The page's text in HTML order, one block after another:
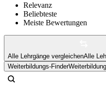
Relevanz
Beliebteste
Meiste Bewertungen
Alle Lehrgänge vergleichenAlle
Weiterbildungs-Finder